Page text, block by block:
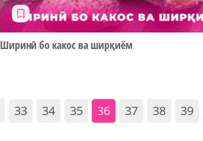
Ширинӣ бо какос ва ширқиём
33 34 35 36 37 38 39